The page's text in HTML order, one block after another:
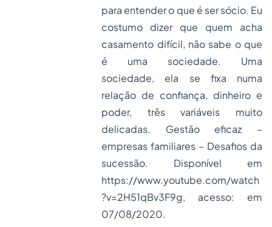
para entender o que é ser sócio. Eu
costumo dizer que quem acha
casamento difícil, não sabe o que
é uma sociedade. Uma
sociedade, ela se fixa numa
relação de confiança, dinheiro e
poder, três variáveis muito
delicadas. Gestão eficaz –
empresas familiares – Desafios da
sucessão. Disponível em
https://www.youtube.com/watch
?v=2H51qBv3F9g, acesso: em
07/08/2020.